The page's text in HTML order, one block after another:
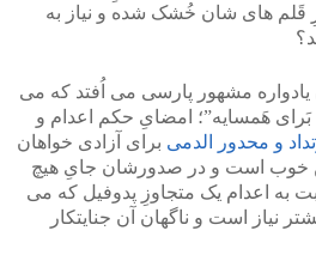
های شان خُشک شده و نیاز به
یادواره مشهور پارسی می اُفتد که می
هَمسایه”؛ امضایِ حکم اعدام و
و محدور الدمی برای آزادی خواهان
خوب است و در صدورشان جایِ هیچ
به اعدام یک متجاوزِ پدوفیل که می
نیاز است و ناگهان آن جنایتکار